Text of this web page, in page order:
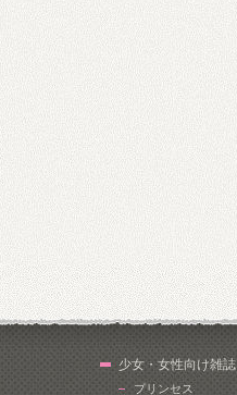
少女・女性向け雑誌
プリンセス